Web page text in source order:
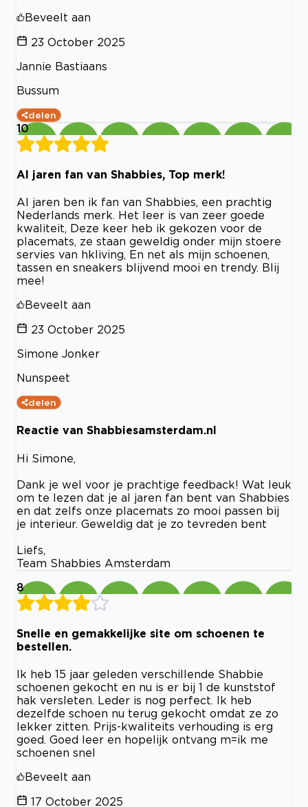
Beveelt aan
23 October 2025
Jannie Bastiaans
Bussum
delen
10
Al jaren fan van Shabbies, Top merk!
Al jaren ben ik fan van Shabbies, een prachtig
Nederlands merk. Het leer is van zeer goede
kwaliteit, Deze keer heb ik gekozen voor de
placemats, ze staan geweldig onder mijn stoere
servies van hkliving, En net als mijn schoenen,
tassen en sneakers blijvend mooi en trendy. Blij
mee!
Beveelt aan
23 October 2025
Simone Jonker
Nunspeet
delen
Reactie van Shabbiesamsterdam.nl
Hi Simone,
Dank je wel voor je prachtige feedback! Wat leuk
om te lezen dat je al jaren fan bent van Shabbies
en dat zelfs onze placemats zo mooi passen bij
je interieur. Geweldig dat je zo tevreden bent
Liefs,
Team Shabbies Amsterdam
8
Snelle en gemakkelijke site om schoenen te
bestellen.
Ik heb 15 jaar geleden verschillende Shabbie
schoenen gekocht en nu is er bij 1 de kunststof
hak versleten. Leder is nog perfect. Ik heb
dezelfde schoen nu terug gekocht omdat ze zo
lekker zitten. Prijs-kwaliteits verhouding is erg
goed. Goed leer en hopelijk ontvang m=ik me
schoenen snel
Beveelt aan
17 October 2025